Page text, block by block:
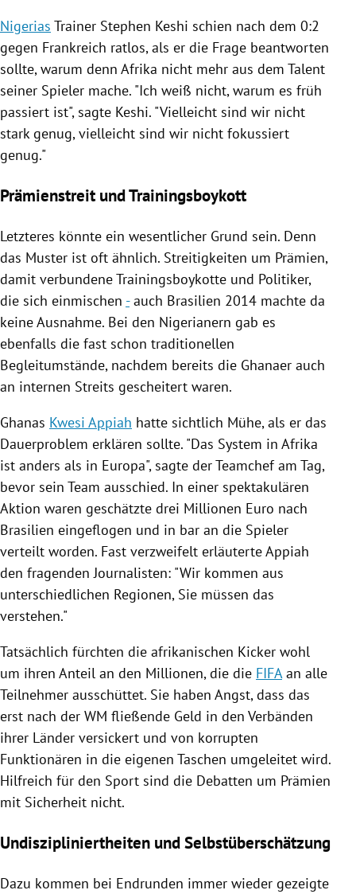
Nigerias Trainer Stephen Keshi schien nach dem 0:2
gegen Frankreich ratlos, als er die Frage beantworten
sollte, warum denn Afrika nicht mehr aus dem Talent
seiner Spieler mache. "Ich weiß nicht, warum es früh
passiert ist", sagte Keshi. "Vielleicht sind wir nicht
stark genug, vielleicht sind wir nicht fokussiert
genug."
Prämienstreit und Trainingsboykott
Letzteres könnte ein wesentlicher Grund sein. Denn
das Muster ist oft ähnlich. Streitigkeiten um Prämien,
damit verbundene Trainingsboykotte und Politiker,
die sich einmischen -auch Brasilien 2014 machte da
keine Ausnahme. Bei den Nigerianern gab es
ebenfalls die fast schon traditionellen
Begleitumstände, nachdem bereits die Ghanaer auch
an internen Streits gescheitert waren.
Ghanas Kwesi Appiah hatte sichtlich Mühe, als er das
Dauerproblem erklären sollte. "Das System in Afrika
ist anders als in Europa", sagte der Teamchef am Tag,
bevor sein Team ausschied. In einer spektakulären
Aktion waren geschätzte drei Millionen Euro nach
Brasilien eingeflogen und in bar an die Spieler
verteilt worden. Fast verzweifelt erläuterteAppiah
den fragenden Journalisten: "Wir kommen aus
unterschiedlichen Regionen, Sie müssen das
verstehen."
Tatsächlich fürchten die afrikanischen Kicker wohl
um ihren Anteil an den Millionen, die die FIFA an alle
Teilnehmer ausschüttet. Sie haben Angst, dass das
erst nach der WM fließende Geld in den Verbänden
ihrer Länder versickert und von korrupten
Funktionären in die eigenen Taschen umgeleitet wird.
Hilfreich für den Sport sind die Debatten um Prämien
mit Sicherheit nicht.
Undiszipliniertheiten und Selbstüberschätzung
Dazu kommen bei Endrunden immer wieder gezeigte